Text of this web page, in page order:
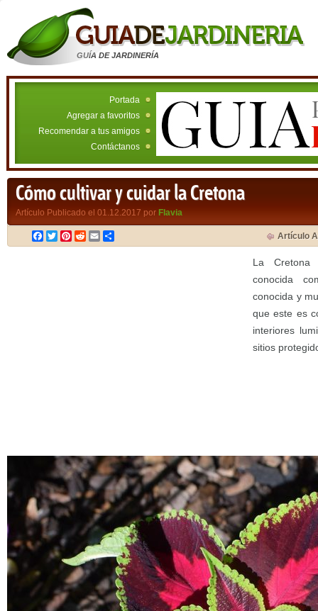
GUÍA DE JARDINERÍA
Portada
Agregar a favoritos
Recomendar a tus amigos
Contáctanos
Cómo cultivar y cuidar la Cretona
Artículo Publicado el 01.12.2017 por Flavia
Facebook
TwitterPinterest
RedditEmail Artículo
La Cretona
conocida
conocida y
que este es
interiores
sitios